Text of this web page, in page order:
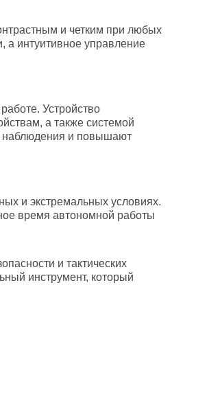
и четким при любых
а интуитивное управление
Устройство
а также системой
наблюдения и повышают
и экстремальных условиях.
время автономной работы
и тактических
инструмент, который